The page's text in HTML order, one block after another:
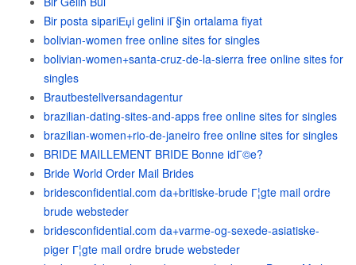
Bir posta sipariЕџi gelini iГ§in ortalama fiyat
bolivian-women free online sites for singles
bolivian-women+santa-cruz-de-la-sierra free online sites for
singles
Brautbestellversandagentur
brazilian-dating-sites-and-apps free online sites for singles
brazilian-women+rio-de-janeiro free online sites for singles
BRIDE MAILLEMENT BRIDE Bonne idГ©e?
Bride World Order Mail Brides
bridesconfidential.com da+britiske-brude Г¦gte mail ordre
brude websteder
bridesconfidential.com da+varme-og-sexede-asiatiske-
piger Г¦gte mail ordre brude websteder